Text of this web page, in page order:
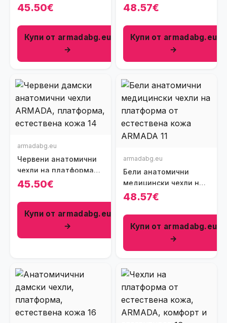
кожа
45.50€
Купи от armadabg.eu
→
кожа с платформа
48.57€
Купи от armadabg.eu
→
armadabg.eu
Червени анатомични
чехли на платформа
от естествена кожа
45.50€
Купи от armadabg.eu
→
armadabg.eu
Бели анатомични
медицински чехли на
платформа от
48.57€
Купи от armadabg.eu
→